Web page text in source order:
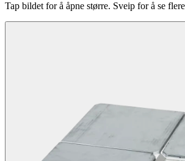
Tap bildet for å åpne større. Sveip for å se